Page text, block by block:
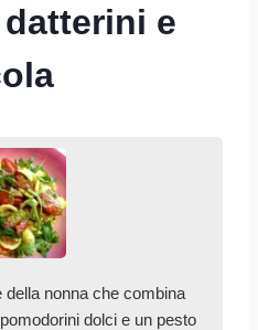
e
della nonna che combina
dolci e un pesto